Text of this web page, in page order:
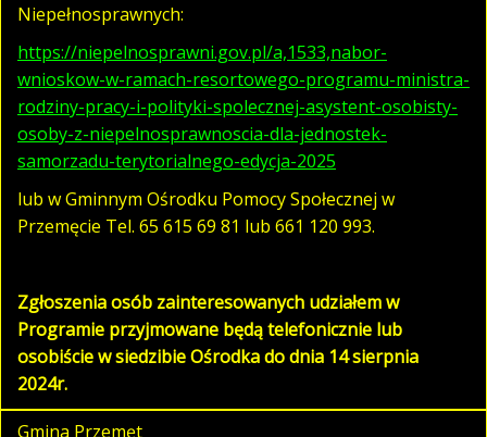
Niepełnosprawnych:
https://niepelnosprawni.gov.pl/a,1533,nabor-
wnioskow-w-ramach-resortowego-programu-ministra-
rodziny-pracy-i-polityki-spolecznej-asystent-osobisty-
osoby-z-niepelnosprawnoscia-dla-jednostek-
samorzadu-terytorialnego-edycja-2025
lub w Gminnym Ośrodku Pomocy Społecznej w
Przemęcie Tel. 65 615 69 81 lub 661 120 993.
Zgłoszenia osób zainteresowanych udziałem w
Programie przyjmowane będą telefonicznie lub
osobiście w siedzibie Ośrodka do dnia 14 sierpnia
2024r.
Gmina Przemęt